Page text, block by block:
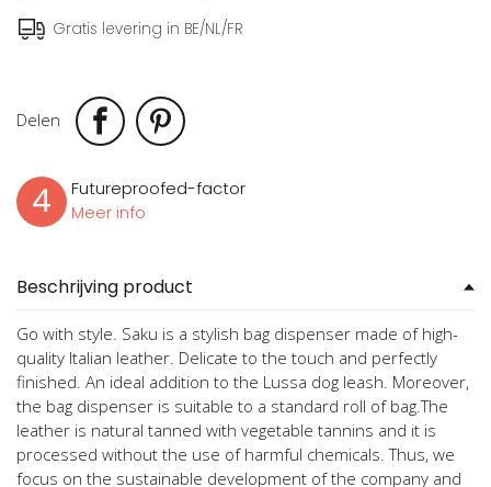
Gratis levering in BE/NL/FR
Delen
4
Futureproofed-factor
Meer info
Beschrijving product
Go with style. Saku is a stylish bag dispenser made of high-
quality Italian leather. Delicate to the touch and perfectly
finished. An ideal addition to the Lussa dog leash. Moreover,
the bag dispenser is suitable to a standard roll of bag.The
leather is natural tanned with vegetable tannins and it is
processed without the use of harmful chemicals. Thus, we
focus on the sustainable development of the company and